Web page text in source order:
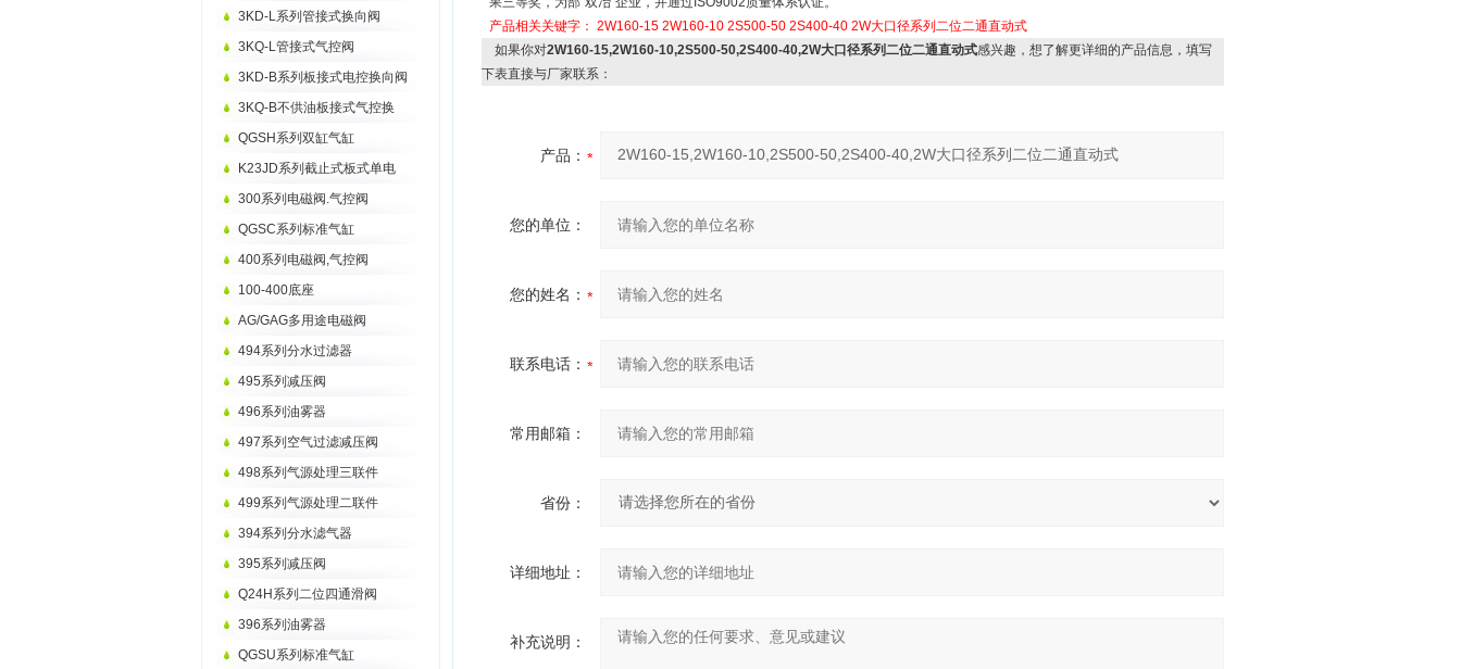
3KD-L系列管接式换向阀
3KQ-L管接式气控阀
3KD-B系列板接式电控换向阀
3KQ-B不供油板接式气控换
QGSH系列双缸气缸
K23JD系列截止式板式单电
300系列电磁阀.气控阀
QGSC系列标准气缸
400系列电磁阀,气控阀
100-400底座
AG/GAG多用途电磁阀
494系列分水过滤器
495系列减压阀
496系列油雾器
497系列空气过滤减压阀
498系列气源处理三联件
499系列气源处理二联件
394系列分水滤气器
395系列减压阀
Q24H系列二位四通滑阀
396系列油雾器
QGSU系列标准气缸
产品相关关键字： 2W160-15 2W160-10 2S500-50 2S400-40 2W大口径系列二位二通直动式
如果你对2W160-15,2W160-10,2S500-50,2S400-40,2W大口径系列二位二通直动式感兴趣，想了解更详细的产品信息，填写
下表直接与厂家联系：
产品：
您的单位：
您的姓名：
联系电话：
常用邮箱：
省份：
详细地址：
补充说明：